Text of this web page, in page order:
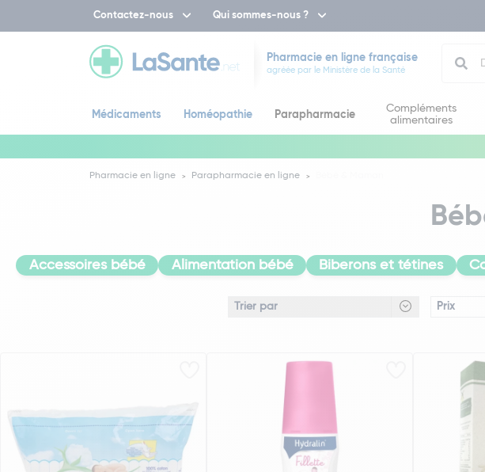
Contactez-nous Qui sommes-nous ?
Pharmacie en ligne française
agréée par le Ministère de la Santé
Médicaments Homéopathie Parapharmacie
Compléments
alimentaires
Pharmacie en ligne Parapharmacie en ligne
Accessoires bébé Alimentation bébé Biberons et tétines
Prix